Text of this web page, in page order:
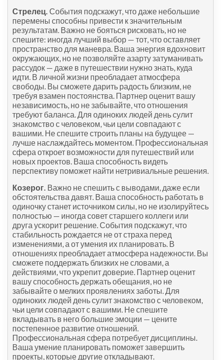
Стрелец. События подскажут, что даже небольшие
перемены способны привести к значительным
результатам. Важно не бояться рисковать, но не
спешите: иногда лучший выбор — тот, что оставляет
пространство для маневра. Ваша энергия вдохновит
окружающих, но не позволяйте азарту затуманивать
рассудок — даже в путешествии нужно знать, куда
идти. В личной жизни преобладает атмосфера
свободы. Вы сможете дарить радость близким, не
требуя взамен постоянства. Партнер оценит вашу
независимость, но не забывайте, что отношения
требуют баланса. Для одиноких людей день сулит
знакомство с человеком, чьи цели совпадают с
вашими. Не спешите строить планы на будущее —
лучше наслаждайтесь моментом. Профессиональная
сфера откроет возможности для путешествий или
новых проектов. Ваша способность видеть
перспективу поможет найти нетривиальные решения.
Козерог. Важно не спешить с выводами, даже если
обстоятельства давят. Ваша способность работать в
одиночку станет источником силы, но не изолируйтесь
полностью — иногда совет старшего коллеги или
друга ускорит решение. События подскажут, что
стабильность рождается не от страха перед
изменениями, а от умения их планировать. В
отношениях преобладает атмосфера надежности. Вы
сможете поддержать близких не словами, а
действиями, что укрепит доверие. Партнер оценит
вашу способность держать обещания, но не
забывайте о мелких проявлениях заботы. Для
одиноких людей день сулит знакомство с человеком,
чьи цели совпадают с вашими. Не спешите
вкладывать в него большие эмоции — цените
постепенное развитие отношений.
Профессиональная сфера потребует дисциплины.
Ваша умение планировать поможет завершить
проекты, которые другие откладывают.